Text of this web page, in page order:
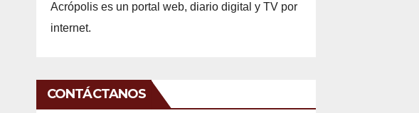
Acrópolis es un portal web, diario digital y TV por
internet.
CONTÁCTANOS